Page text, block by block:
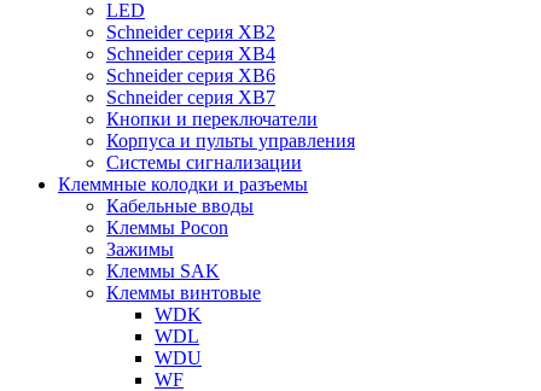
LED
Schneider серия XB2
Schneider серия XB4
Schneider серия XB6
Schneider серия XB7
Кнопки и переключатели
Корпуса и пульты управления
Системы сигнализации
Клеммные колодки и разъемы
Кабельные вводы
Клеммы Pocon
Зажимы
Клеммы SAK
Клеммы винтовые
WDK
WDL
WDU
WF